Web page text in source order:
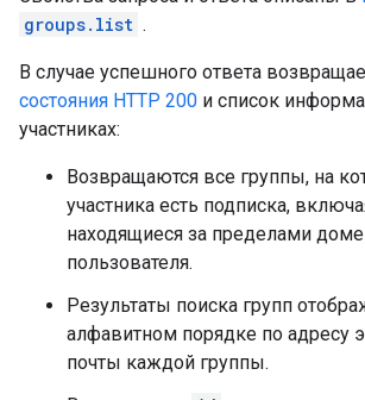
groups.list .
В случае успешного ответа
состояния HTTP 200 и список
участниках:
Возвращаются все группы, на
участника есть подписка,
находящиеся за пределами
пользователя.
Результаты поиска групп
алфавитном порядке по адресу
почты каждой группы.